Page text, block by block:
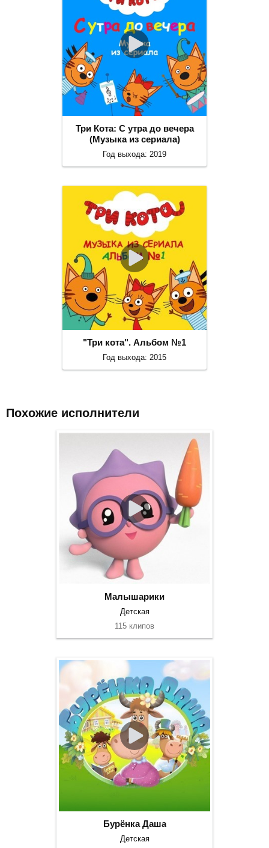
Три Кота: С утра до вечера
(Музыка из сериала)
Год выхода: 2019
"Три кота". Альбом №1
Год выхода: 2015
Похожие исполнители
Малышарики
Детская
115 клипов
Бурёнка Даша
Детская